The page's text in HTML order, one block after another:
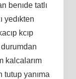
benıde tatlı
yedıkten
kcıp
kalcalarım
tutup yanıma